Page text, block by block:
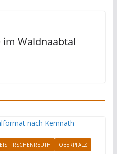
im Waldnaabtal
TIRSCHENREUTH
OBERPFALZ